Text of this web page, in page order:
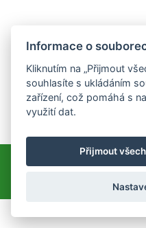
Informace o
Kliknutím na „Přijmout
souhlasíte s ukládáním
zařízení, což pomáhá s
využití dat.
Přijmout
© 2010–2022 Rodinné
Tisk